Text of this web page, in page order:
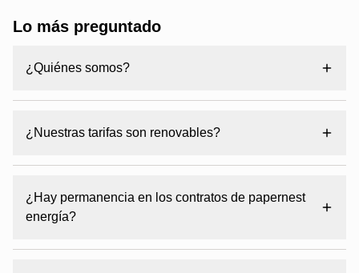
Lo más preguntado
¿Quiénes somos?
¿Nuestras tarifas son renovables?
¿Hay permanencia en los contratos de papernest
energía?